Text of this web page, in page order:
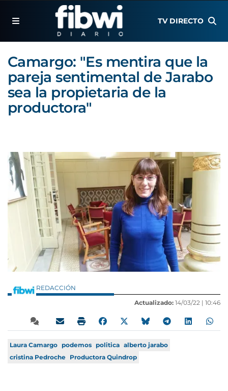
TV DIRECTO
Camargo: "Es mentira que la
pareja sentimental de Jarabo
sea la propietaria de la
productora"
REDACCIÓN
Actualizado: 14/03/22 | 10:46
Laura Camargo podemos politica alberto jarabo
cristina Pedroche Productora Quindrop